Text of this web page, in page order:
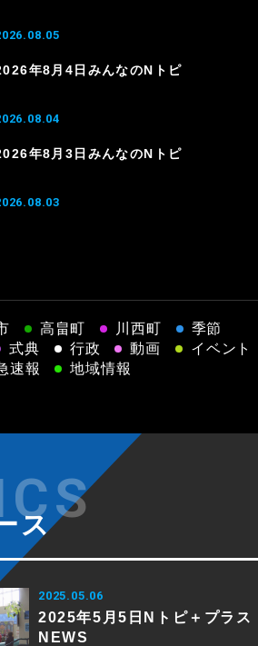
年8月4日みんなのNトピ
年8月3日みんなのNトピ
高畠町 川西町
季節
式典 行政 動画
イベント
速報 地域情報
ス
2025.05.06
2025年5月5日Nトピ＋プラス
NEWS